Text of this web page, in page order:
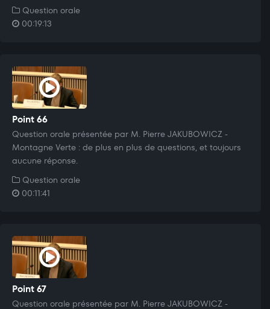
Question orale
00:19:13
Point 66
Question orale présentée par M. Pierre JAKUBOWICZ -
Montagne Verte : de plus en plus de questions, et toujours
aucune réponse.
Question orale
00:11:41
Point 67
Question orale présentée par M. Pierre JAKUBOWICZ -